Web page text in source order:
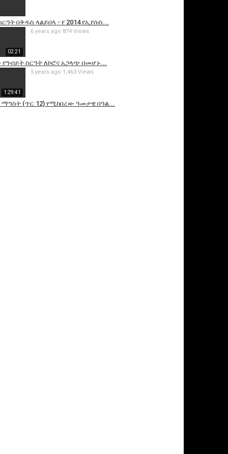
በቅዱስ ላልይበላ - የ 2014 የኢየሱስ...
02:21
ስርዓት ለኮሮና አጋላጭ በመሆኑ...
6 years ago 874 Views
1:29:41
(ጥር 12) የሚከበረው ዓመታዊ በዓል...
5 years ago 1,463 Views